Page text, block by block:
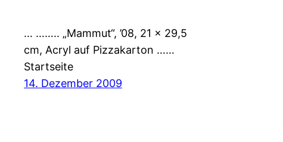
… …….. „Mammut“, ’08, 21 x 29,5
cm, Acryl auf Pizzakarton ……
Startseite
14. Dezember 2009